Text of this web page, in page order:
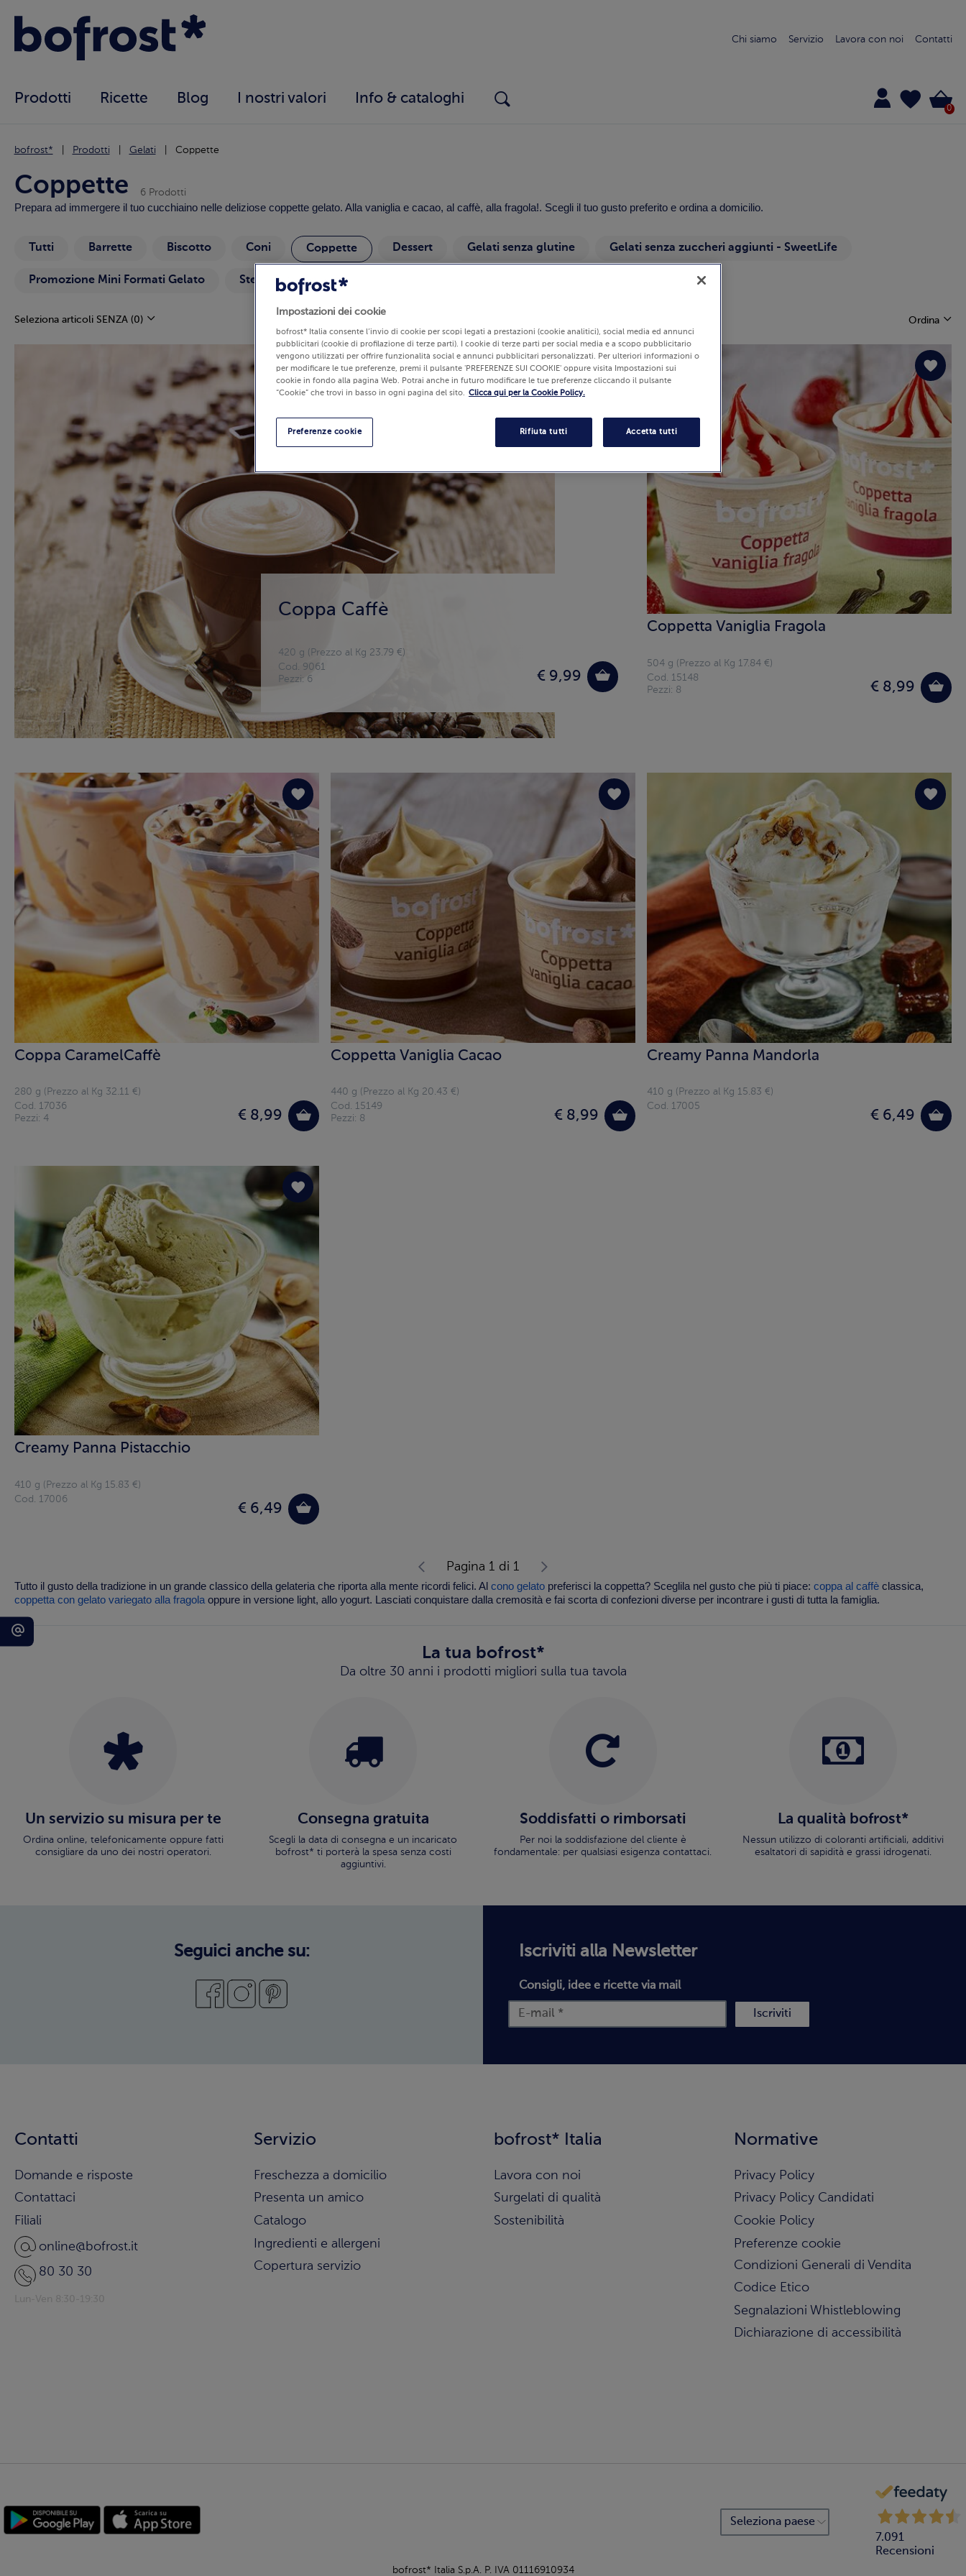
Chi siamo Servizio Lavora con noi Contatti
Prodotti Ricette Blog I nostri valori Info & cataloghi
0
bofrost* Prodotti Gelati Coppette
Coppette 6 Prodotti
Prepara ad immergere il tuo cucchiaino nelle deliziose coppette gelato. Alla vaniglia e cacao, al caffè, alla fragola!. Scegli il tuo gusto preferito e ordina a domicilio.
Tutti Barrette Biscotto Coni Coppette Dessert Gelati senza glutine Gelati senza zuccheri aggiunti - SweetLife
Promozione Mini Formati Gelato Stecchi e bastoncini
Seleziona articoli SENZA (0) Ordina
Coppa Caffè
420 g (Prezzo al Kg 23.79 €)
€ 9,99
Cod. 9061
Pezzi: 6
Coppetta Vaniglia Fragola
504 g (Prezzo al Kg 17.84 €)
€ 8,99
Cod. 15148
Pezzi: 8
Coppa CaramelCaffè
280 g (Prezzo al Kg 32.11 €)
€ 8,99
Cod. 17036
Pezzi: 4
Coppetta Vaniglia Cacao
440 g (Prezzo al Kg 20.43 €)
€ 8,99
Cod. 15149
Pezzi: 8
Creamy Panna Mandorla
410 g (Prezzo al Kg 15.83 €)
€ 6,49
Cod. 17005
Creamy Panna Pistacchio
410 g (Prezzo al Kg 15.83 €)
€ 6,49
Cod. 17006
Pagina 1 di 1
Tutto il gusto della tradizione in un grande classico della gelateria che riporta alla mente ricordi felici. Al cono gelatopreferisci la coppetta? Sceglila nel gusto che più ti piace: coppa al caffèclassica,
coppetta con gelato variegato alla fragolaoppure in versione light, allo yogurt. Lasciati conquistare dalla cremosità e fai scorta di confezioni diverse per incontrare i gusti di tutta la famiglia.
La tua bofrost*
Da oltre 30 anni i prodotti migliori sulla tua tavola
Un servizio su misura per te
Ordina online, telefonicamente oppure fatti
consigliare da uno dei nostri operatori.
Consegna gratuita
Scegli la data di consegna e un incaricato
bofrost* ti porterà la spesa senza costi
aggiuntivi.
Soddisfatti o rimborsati
Per noi la soddisfazione del cliente è
fondamentale: per qualsiasi esigenza contattaci.
La qualità bofrost*
Nessun utilizzo di coloranti artificiali, additivi
esaltatori di sapidità e grassi idrogenati.
Contatti
Domande e risposte
Contattaci
Filiali
online@bofrost.it
80 30 30
Servizio
Freschezza a domicilio
Presenta un amico
Catalogo
Ingredienti e allergeni
Copertura servizio
bofrost* Italia
Lavora con noi
Surgelati di qualità
Sostenibilità
Normative
Privacy Policy
Privacy Policy Candidati
Cookie Policy
Preferenze cookie
Condizioni Generali di Vendita
Codice Etico
Segnalazioni Whistleblowing
Dichiarazione di accessibilità
Seguici anche su: Iscriviti alla Newsletter
Consigli, idee e ricette via mail
Iscriviti
7.091
Recensioni
bofrost* Italia S.p.A. P. IVA 01116910934
Impostazioni dei cookie
bofrost* Italia consente l’invio di cookie per scopi legati a prestazioni (cookie analitici), social media ed annunci
pubblicitari (cookie di profilazione di terze parti). I cookie di terze parti per social media e a scopo pubblicitario
vengono utilizzati per offrire funzionalità social e annunci pubblicitari personalizzati. Per ulteriori informazioni o
per modificare le tue preferenze, premi il pulsante 'PREFERENZE SUI COOKIE' oppure visita Impostazioni sui
cookie in fondo alla pagina Web. Potrai anche in futuro modificare le tue preferenze cliccando il pulsante
“Cookie” che trovi in basso in ogni pagina del sito. Clicca qui per la Cookie Policy.
Rifiuta tutti Accetta tutti
Preferenze cookie